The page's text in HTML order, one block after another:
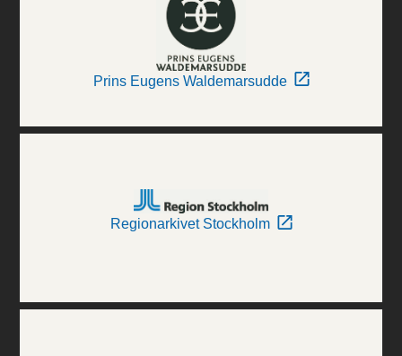
Prins Eugens Waldemarsudde
Regionarkivet Stockholm